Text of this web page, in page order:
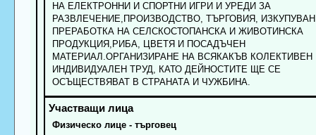
НА ЕЛЕКТРОННИ И СПОРТНИ ИГРИ И УРЕДИ ЗА
РАЗВЛЕЧЕНИЕ,ПРОИЗВОДСТВО, ТЪРГОВИЯ,
ПРЕРАБОТКА НА СЕЛСКОСТОПАНСКА И ЖИВОТИНСКА
ПРОДУКЦИЯ,РИБА, ЦВЕТЯ И ПОСАДЪЧЕН
МАТЕРИАЛ.ОРГАНИЗИРАНЕ НА ВСЯКАКЪВ КОЛЕКТИВЕН
ИНДИВИДУАЛЕН ТРУД, КАТО ДЕЙНОСТИТЕ ЩЕ СЕ
ОСЪЩЕСТВЯВАТ В СТРАНАТА И ЧУЖБИНА.
Физическо лице - търговец